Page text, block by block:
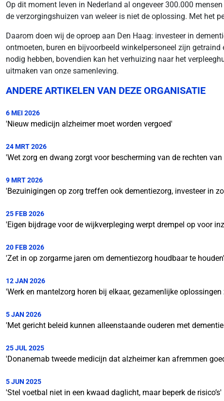
Op dit moment leven in Nederland al ongeveer 300.000
de verzorgingshuizen van weleer is niet de oplossing. Met het
Daarom doen wij de oproep aan Den Haag: investeer in
ontmoeten, buren en bijvoorbeeld winkelpersoneel zijn
nodig hebben, bovendien kan het verhuizing naar het
uitmaken van onze samenleving.
ANDERE ARTIKELEN VAN DEZE ORGANISATIE
6 MEI 2026
'Nieuw medicijn alzheimer moet worden vergoed'
24 MRT 2026
'Wet zorg en dwang zorgt voor bescherming van de rechten
9 MRT 2026
'Bezuinigingen op zorg treffen ook dementiezorg, investeer in
25 FEB 2026
'Eigen bijdrage voor de wijkverpleging werpt drempel op voor
20 FEB 2026
'Zet in op zorgarme jaren om dementiezorg houdbaar te houden'
12 JAN 2026
'Werk en mantelzorg horen bij elkaar, gezamenlijke
5 JAN 2026
'Met gericht beleid kunnen alleenstaande ouderen met
25 JUL 2025
'Donanemab tweede medicijn dat alzheimer kan afremmen
5 JUN 2025
'Stel voetbal niet in een kwaad daglicht, maar beperk de risico’s'